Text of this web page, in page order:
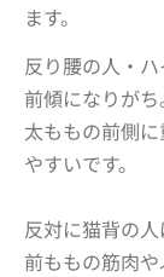
ます。
反り腰の人・
前傾になりがち
太ももの前側
やすいです。
反対に猫背の
前ももの筋肉